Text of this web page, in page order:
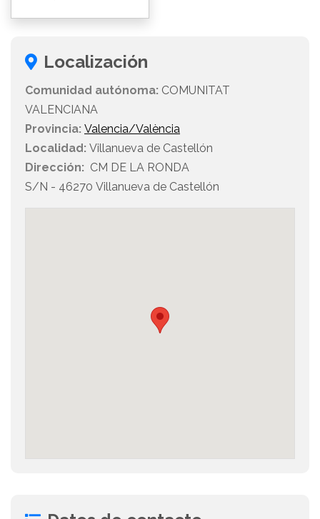
Localización
Comunidad autónoma: COMUNITAT
VALENCIANA
Provincia: Valencia/València
Localidad: Villanueva de Castellón
Dirección: CM DE LA RONDA
S/N - 46270 Villanueva de Castellón